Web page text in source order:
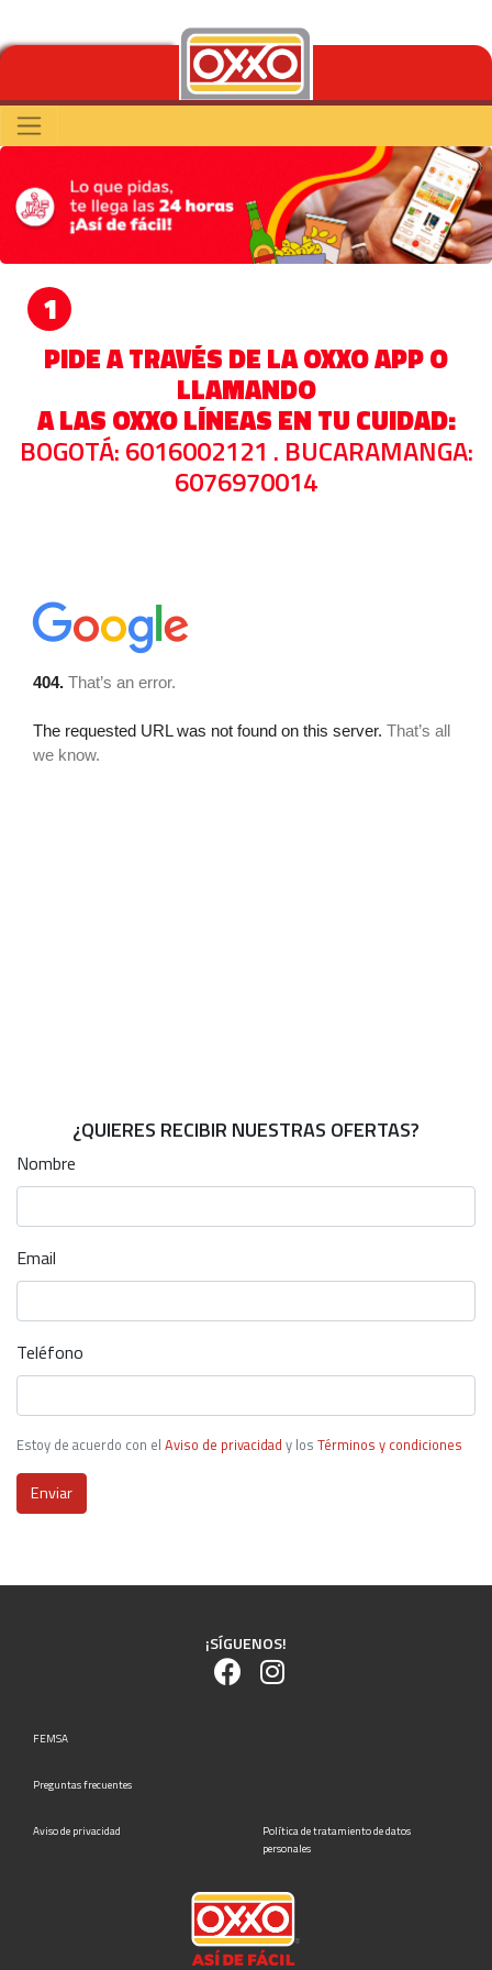
1
PIDE A TRAVÉS DE LA OXXO APP O
LLAMANDO
A LAS OXXO LÍNEAS EN TU CUIDAD:
BOGOTÁ: 6016002121 . BUCARAMANGA:
6076970014
¿QUIERES RECIBIR NUESTRAS OFERTAS?
Nombre
Email
Teléfono
Estoy de acuerdo con el Aviso de privacidad y los Términos y condiciones
Enviar
¡SÍGUENOS!
FEMSA
Preguntas frecuentes
Aviso de privacidad
Política de tratamiento de datos
personales